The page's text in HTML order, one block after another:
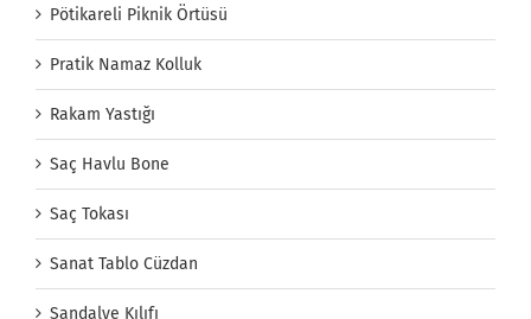
Pötikareli Piknik Örtüsü
Pratik Namaz Kolluk
Rakam Yastığı
Saç Havlu Bone
Saç Tokası
Sanat Tablo Cüzdan
Sandalye Kılıfı